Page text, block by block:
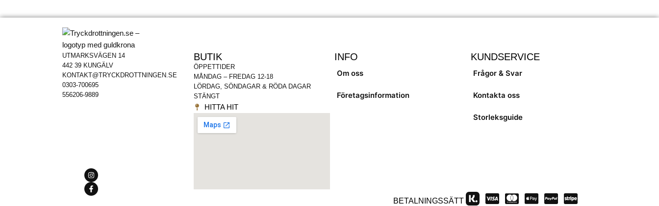
UTMARKSVÄGEN 14
442 39 KUNGÄLV
KONTAKT@TRYCKDROTTNINGEN.SE
0303-700695
556206-9889
BUTIK
ÖPPETTIDER
MÅNDAG – FREDAG 12-18
LÖRDAG, SÖNDAGAR & RÖDA DAGAR
STÄNGT
HITTA HIT
INFO
Om oss
Företagsinformation
BETALNINGSSÄTT
KUNDSERVICE
Frågor & Svar
Kontakta oss
Storleksguide